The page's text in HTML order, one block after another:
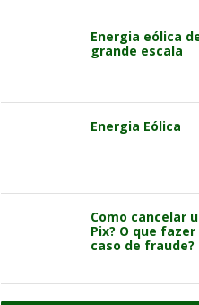
Energia eólica
grande escala
Energia Eólica
Como cancelar
Pix? O que fazer
caso de fraude?